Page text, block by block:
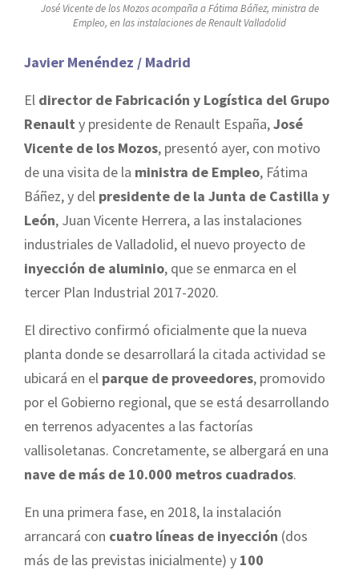
José Vicente de los Mozos acompaña a Fátima Báñez, ministra de
Empleo, en las instalaciones de Renault Valladolid
Javier Menéndez / Madrid
El director de Fabricación y Logística del Grupo
Renault y presidente de Renault España,José
Vicente de los Mozos, presentó ayer, con motivo
de una visita de la ministra de Empleo, Fátima
Báñez, y del presidente de la Junta de Castilla y
León, Juan Vicente Herrera, a las instalaciones
industriales de Valladolid, el nuevo proyecto de
inyección de aluminio, que se enmarca en el
tercer Plan Industrial 2017-2020.
El directivo confirmó oficialmente que la nueva
planta donde se desarrollará la citada actividad se
ubicará en el parque de proveedores, promovido
por el Gobierno regional, que se está desarrollando
en terrenos adyacentes a las factorías
vallisoletanas. Concretamente, se albergará en una
nave de más de 10.000 metros cuadrados.
En una primera fase, en 2018, la instalación
arrancará con cuatro líneas de inyección (dos
más de las previstas inicialmente) y 100